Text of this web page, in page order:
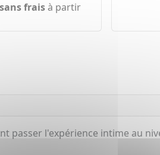
fraisà partir
l'expérience intime au